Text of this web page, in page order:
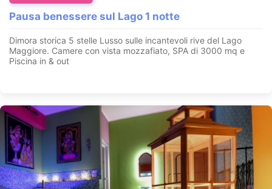
Pausa benessere sul Lago 1 notte
Dimora storica 5 stelle Lusso sulle incantevoli rive del Lago
Maggiore. Camere con vista mozzafiato, SPA di 3000 mq e
Piscina in & out